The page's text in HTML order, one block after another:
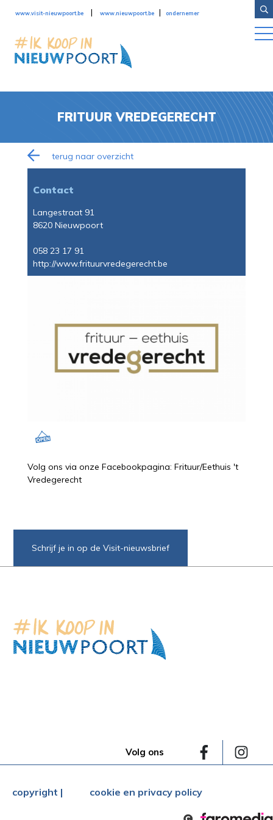
www.visit-nieuwpoort.be | www.nieuwpoort.be | ondernemer
FRITUUR VREDEGERECHT
terug naar overzicht
Contact
Langestraat 91
8620 Nieuwpoort
058 23 17 91
http://www.frituurvredegerecht.be
Volg ons via onze Facebookpagina: Frituur/Eethuis 't
Vredegerecht
Schrijf je in op de Visit-nieuwsbrief
Volg ons
copyright | cookie en privacy policy